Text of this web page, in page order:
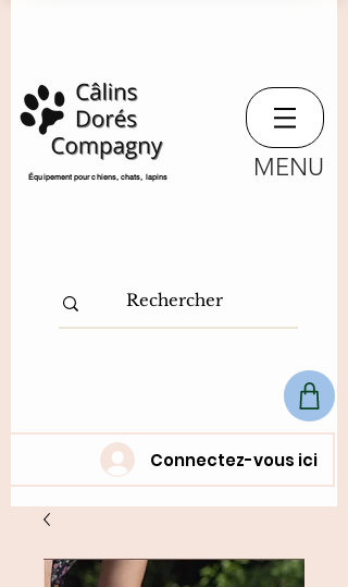
​Équipement pour chiens, chats, lapins MENU
Connectez-vous ici